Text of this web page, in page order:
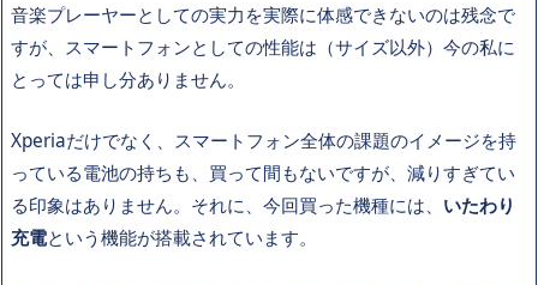
音楽プレーヤーとしての実力を実際に体感できないのは残念で
すが、スマートフォンとしての性能は（サイズ以外）今の私に
とっては申し分ありません。
Xperiaだけでなく、スマートフォン全体の課題のイメージを持
っている電池の持ちも、買って間もないですが、減りすぎてい
る印象はありません。それに、今回買った機種には、 いたわり
充電という機能が搭載されています。